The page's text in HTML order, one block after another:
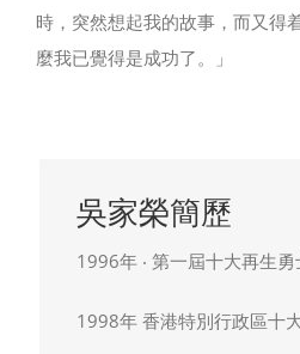
時，突然想起我的故事，而又得
麼我已覺得是成功了。」
吳家榮簡歷
1996年 ‧ 第一屆十大再生勇
1998年 香港特別行政區十